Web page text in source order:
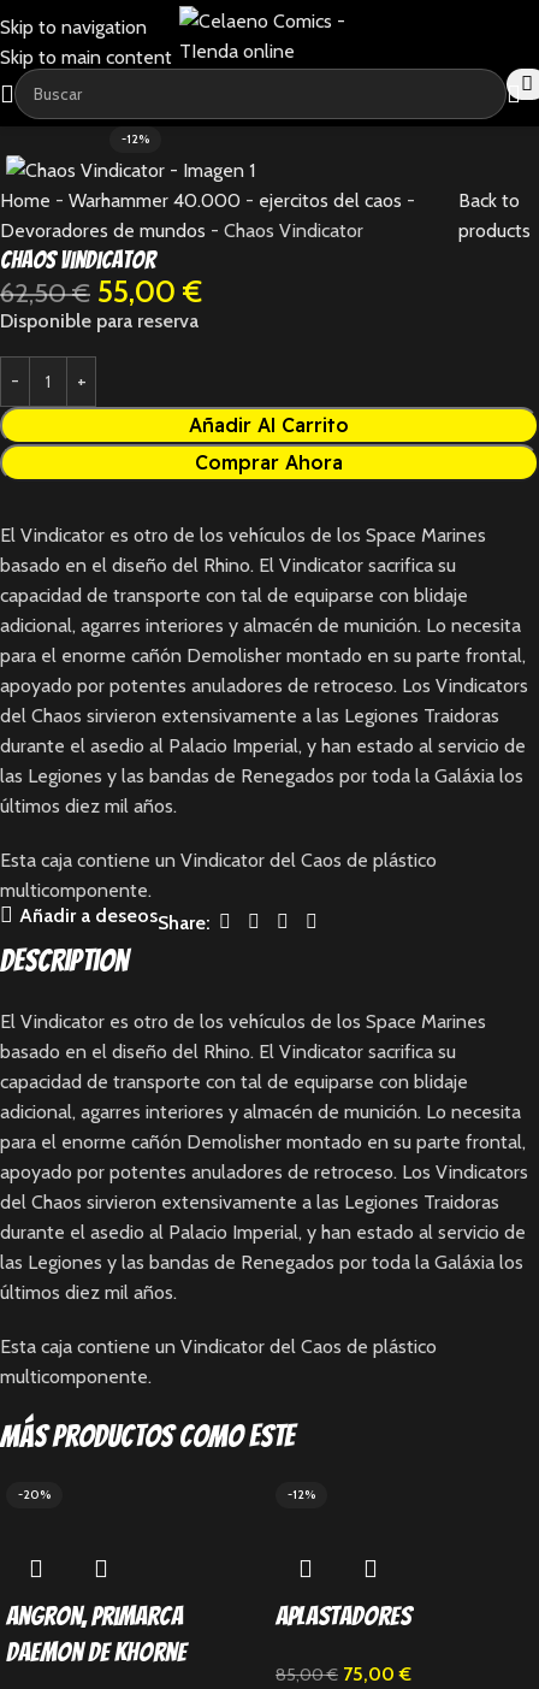
Skip to navigation
Skip to main content
-12%
Home - Warhammer 40.000 - ejercitos del caos -
Devoradores de mundos - Chaos Vindicator
Back to
products
Chaos Vindicator
62,50€ 55,00 €
Disponible para reserva
Añadir Al Carrito
Comprar Ahora
El Vindicator es otro de los vehículos de los Space Marines
basado en el diseño del Rhino. El Vindicator sacrifica su
capacidad de transporte con tal de equiparse con blidaje
adicional, agarres interiores y almacén de munición. Lo necesita
para el enorme cañón Demolisher montado en su parte frontal,
apoyado por potentes anuladores de retroceso. Los Vindicators
del Chaos sirvieron extensivamente a las Legiones Traidoras
durante el asedio al Palacio Imperial, y han estado al servicio de
las Legiones y las bandas de Renegados por toda la Galáxia los
últimos diez mil años.
Esta caja contiene un Vindicator del Caos de plástico
multicomponente.
Añadir a deseosShare:
Description
El Vindicator es otro de los vehículos de los Space Marines
basado en el diseño del Rhino. El Vindicator sacrifica su
capacidad de transporte con tal de equiparse con blidaje
adicional, agarres interiores y almacén de munición. Lo necesita
para el enorme cañón Demolisher montado en su parte frontal,
apoyado por potentes anuladores de retroceso. Los Vindicators
del Chaos sirvieron extensivamente a las Legiones Traidoras
durante el asedio al Palacio Imperial, y han estado al servicio de
las Legiones y las bandas de Renegados por toda la Galáxia los
últimos diez mil años.
Esta caja contiene un Vindicator del Caos de plástico
multicomponente.
Más productos como este
-20%
Angron, Primarca
Daemon de Khorne
-12%
Aplastadores
85,00€ 75,00€